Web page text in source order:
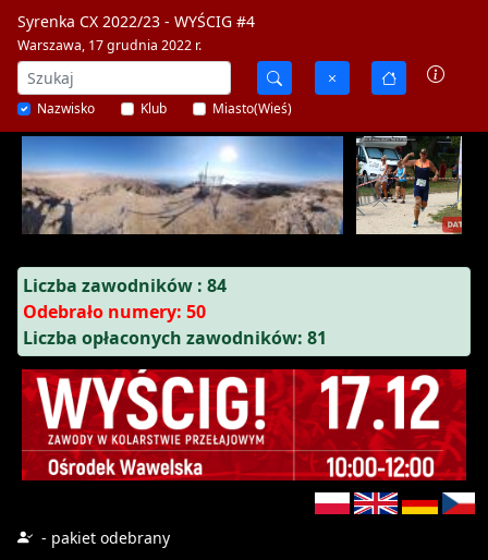
Syrenka CX 2022/23 - WYŚCIG #4
Warszawa, 17 grudnia 2022 r.
Nazwisko Klub Miasto(Wieś)
Liczba zawodników : 84
Odebrało numery: 50
Liczba opłaconych zawodników: 81
- pakiet odebrany